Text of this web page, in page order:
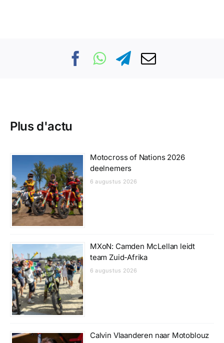
Plus d'actu
Motocross of Nations 2026
deelnemers
6 augustus 2026
MXoN: Camden McLellan leidt
team Zuid-Afrika
6 augustus 2026
Calvin Vlaanderen naar Motoblouz